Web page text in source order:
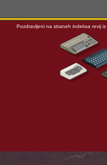
Pozdravljeni na straneh indeksa revij iz